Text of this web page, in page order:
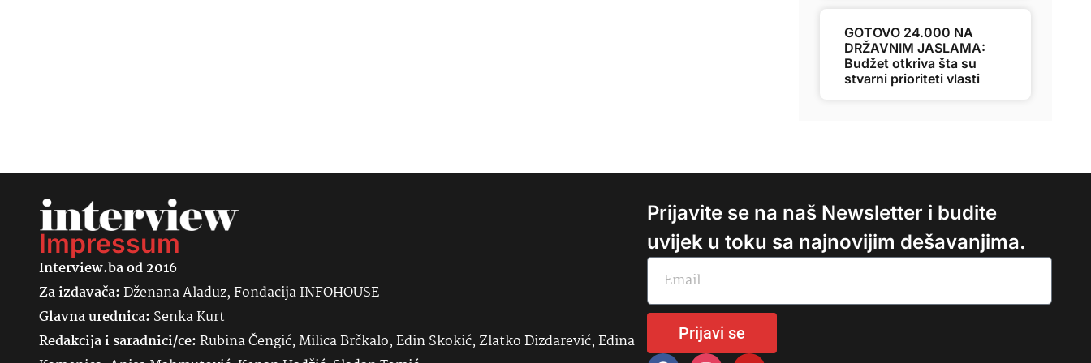
GOTOVO 24.000 NA
DRŽAVNIM JASLAMA:
Budžet otkriva šta su
stvarni prioriteti vlasti
Impressum
Interview.ba od 2016
Za izdavača:Dženana Alađuz, Fondacija INFOHOUSE
Glavna urednica: SenkaKurt
Redakcija i saradnici/ce:Rubina Čengić, Milica Brčkalo, Edin Skokić, Zlatko Dizdarević, Edina
Prijavite se na naš Newsletter i budite
uvijek u toku sa najnovijim dešavanjima.
Prijavi se